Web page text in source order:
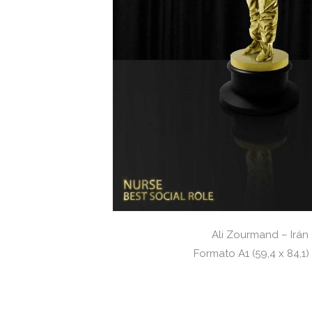
Ali Zourmand – Irán
Formato A1 (59,4 x